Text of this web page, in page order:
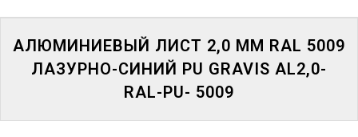
ПАНЕЛИ
АЛЮМИНИЕВЫЙ ЛИСТ 2,0 ММ RAL 5009
ЛАЗУРНО-СИНИЙ PU GRAVIS AL2,0-
RAL-PU- 5009